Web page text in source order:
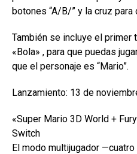
botones “A/B/” y la cruz para
También se incluye el primer
«Bola» , para que puedas
que el personaje es “Mario”.
Lanzamiento: 13 de
«Super Mario 3D World +
Switch
El modo multijugador